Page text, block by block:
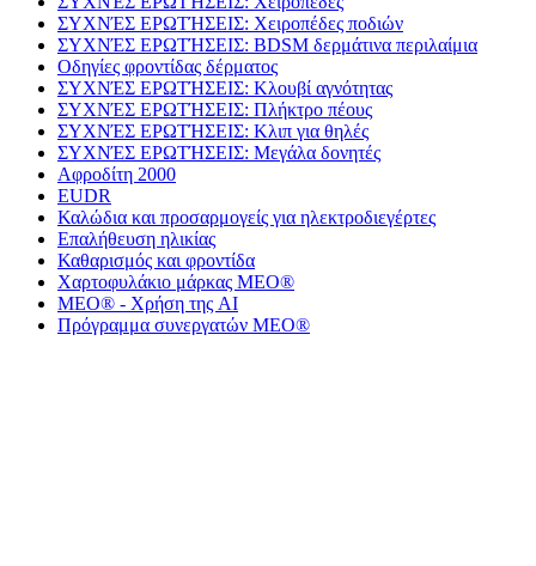
ΣΥΧΝΈΣ ΕΡΩΤΉΣΕΙΣ: Χειροπέδες ποδιών
ΣΥΧΝΈΣ ΕΡΩΤΉΣΕΙΣ: BDSM δερμάτινα περιλαίμια
Οδηγίες φροντίδας δέρματος
ΣΥΧΝΈΣ ΕΡΩΤΉΣΕΙΣ: Κλουβί αγνότητας
ΣΥΧΝΈΣ ΕΡΩΤΉΣΕΙΣ: Πλήκτρο πέους
ΣΥΧΝΈΣ ΕΡΩΤΉΣΕΙΣ: Κλιπ για θηλές
ΣΥΧΝΈΣ ΕΡΩΤΉΣΕΙΣ: Μεγάλα δονητές
Αφροδίτη 2000
EUDR
Καλώδια και προσαρμογείς για ηλεκτροδιεγέρτες
Επαλήθευση ηλικίας
Καθαρισμός και φροντίδα
Χαρτοφυλάκιο μάρκας MEO®
MEO® - Χρήση της AI
Πρόγραμμα συνεργατών MEO®